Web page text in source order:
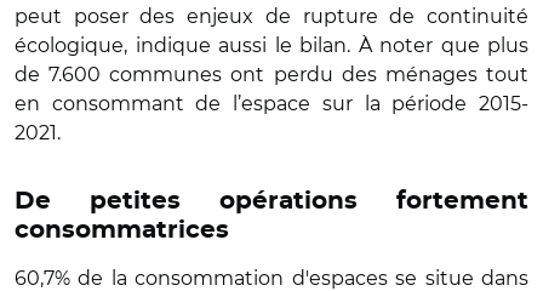
peut poser des enjeux de rupture de continuité
écologique, indique aussi le bilan. À noter que plus
de 7.600 communes ont perdu des ménages tout
en consommant de l’espace sur la période 2015-
2021.
De petites opérations fortement
consommatrices
60,7% de la consommation d'espaces se situe dans